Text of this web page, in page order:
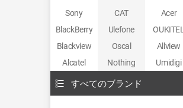
Sony
CAT Acer
BlackBerry
Ulefone OUKITEL
Blackview
Oscal Allview
Alcatel
Nothing Umidigi
すべてのブランド